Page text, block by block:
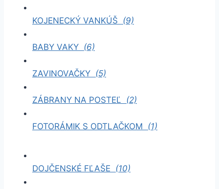
KOJENECKÝ VANKÚŠ (9)
BABY VAKY (6)
ZAVINOVAČKY (5)
ZÁBRANY NA POSTEĽ (2)
FOTORÁMIK S ODTLAČKOM (1)
DOJČENSKÉ FĽAŠE (10)